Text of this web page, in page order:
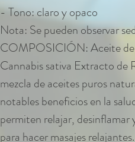
- Tono: claro y opaco
Nota: Se pueden observar
COMPOSICIÓN: Aceite de
Cannabis sativa Extracto
mezcla de aceites puros
notables beneficios en la
permiten relajar, desinflamar
para hacer masajes